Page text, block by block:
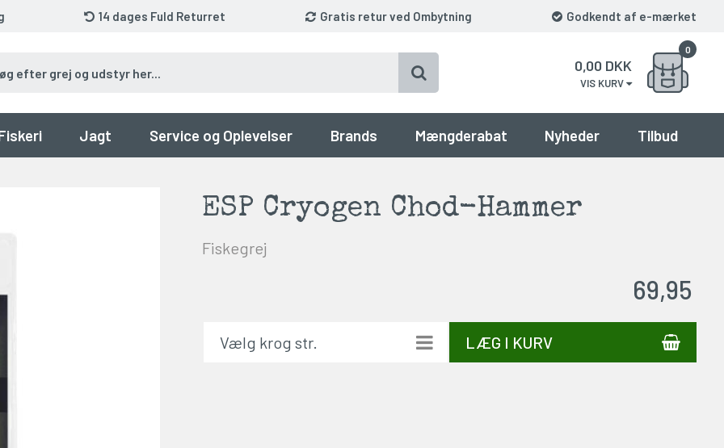
14 dages Fuld Returret Gratis retur ved Ombytning Godkendt af e-mærket
0
0,00 DKK
VIS KURV
Jagt Service og Oplevelser Brands Mængderabat Nyheder Tilbud
ESP Cryogen Chod-Hammer
Fiskegrej
69,95
LÆG I KURV